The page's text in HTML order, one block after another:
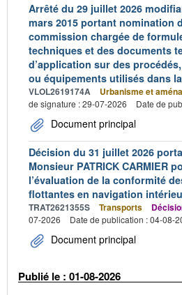
Arrêté du 29 juillet 2026
mars 2015 portant nomination
commission chargée de
techniques et des documents
d’application sur des
ou équipements utilisés dans
VLOL2619174A Urbanisme et
de signature : 29-07-2026
Date de
Document principal
Décision du 31 juillet 2026
Monsieur PATRICK CARMIER
l’évaluation de la conformité
flottantes en navigation
TRAT2621355S Transports
07-2026
Date de publication : 04-08-
Document principal
Publié le : 01-08-2026